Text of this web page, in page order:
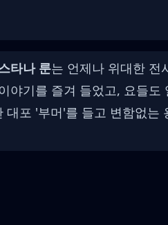
타나 룬는 언제나 위대한 전
야기를 즐겨 들었고, 요들도
포 '부머'를 들고 변함없는